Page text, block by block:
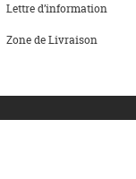
Lettre d’information
Zone de Livraison